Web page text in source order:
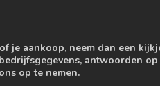
je aankoop, neem dan een
antwoorden
op te nemen.